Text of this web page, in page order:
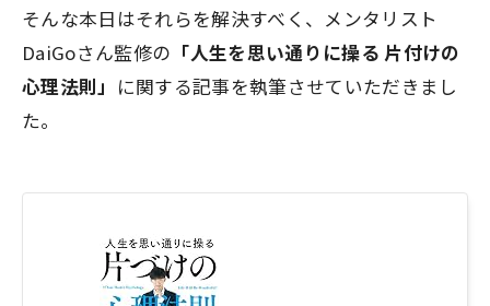
そんな本日はそれらを解決すべく、メンタリスト
DaiGoさん監修の 「人生を思い通りに操る 片付けの
心理法則」 に関する記事を執筆させていただきまし
た。